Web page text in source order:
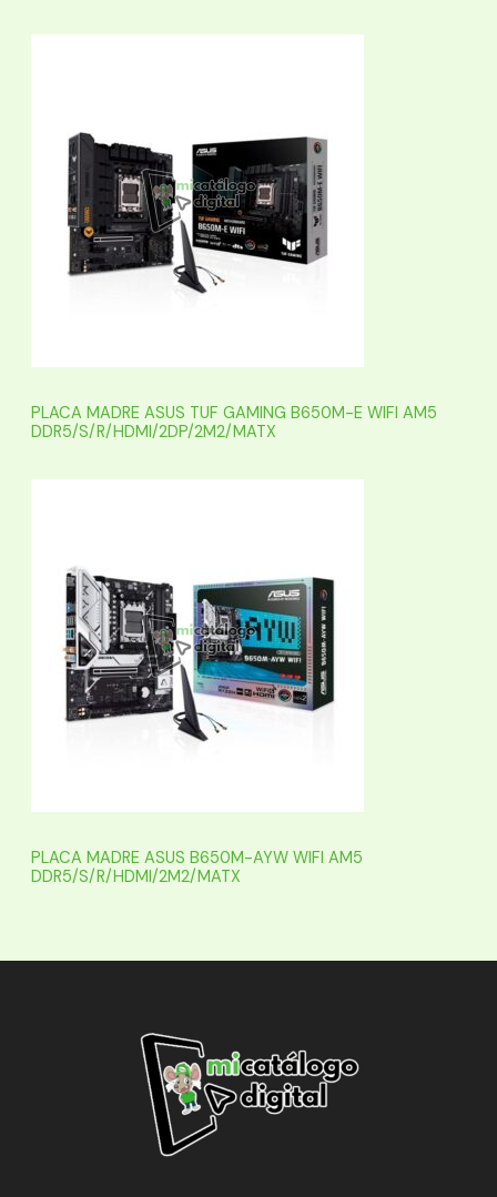
PLACA MADRE ASUS TUF GAMING B650M-E WIFI AM5
DDR5/S/R/HDMI/2DP/2M2/MATX
PLACA MADRE ASUS B650M-AYW WIFI AM5
DDR5/S/R/HDMI/2M2/MATX